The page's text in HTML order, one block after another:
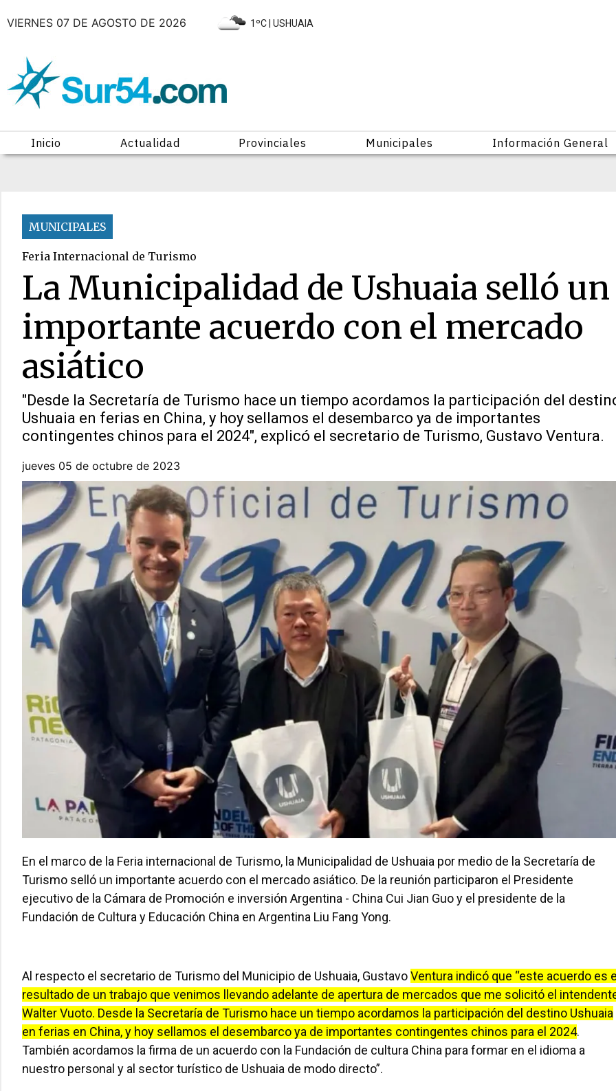
VIERNES 07 DE AGOSTO DE 2026 1ºC | USHUAIA
Inicio Actualidad Provinciales Municipales Información General
MUNICIPALES
Feria Internacional de Turismo
La Municipalidad de Ushuaia selló un
importante acuerdo con el mercado
asiático
"Desde la Secretaría de Turismo hace un tiempo acordamos la participación del
Ushuaia en ferias en China, y hoy sellamos el desembarco ya de importantes
contingentes chinos para el 2024", explicó el secretario de Turismo, Gustavo Ventura.
jueves 05 de octubre de 2023
En el marco de la Feria internacional de Turismo, la Municipalidad de Ushuaia por medio de la Secretaría de
Turismo selló un importante acuerdo con el mercado asiático. De la reunión participaron el Presidente
ejecutivo de la Cámara de Promoción e inversión Argentina - China Cui Jian Guo y el presidente de la
Fundación de Cultura y Educación China en Argentina Liu Fang Yong.
Al respecto el secretario de Turismo del Municipio de Ushuaia, GustavoVentura indicó que “este acuerdo es
resultado de un trabajo que venimos llevando adelante de apertura de mercados que me solicitó el
Walter Vuoto. Desde la Secretaría de Turismo hace un tiempo acordamos la participación del destino Ushuaia
en ferias en China, y hoy sellamos el desembarco ya de importantes contingentes chinos para el 2024.
También acordamos la firma de un acuerdo con la Fundación de cultura China para formar en el idioma a
nuestro personal y al sector turístico de Ushuaia de modo directo”.